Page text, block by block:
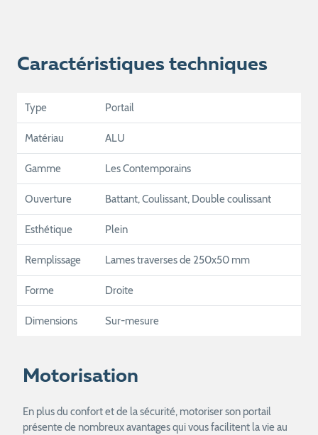
Caractéristiques techniques
Type Portail
Matériau ALU
Gamme Les Contemporains
Ouverture Battant, Coulissant, Double coulissant
Esthétique Plein
Remplissage Lames traverses de 250x50 mm
Forme Droite
Dimensions Sur-mesure
Motorisation
En plus du confort et de la sécurité, motoriser son portail
présente de nombreux avantages qui vous facilitent la vie au